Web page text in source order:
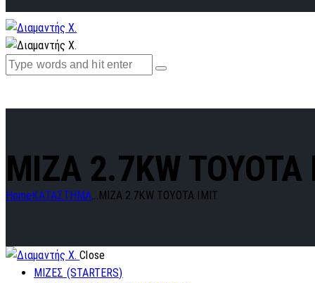
MIZA 2.7KW ΤΟΥΟΤΑ
Home ΚΑΤΑΣΤΗΜΑ... MIZA 2.7KW ΤΟΥΟΤΑ IMIT
Close
ΜΙΖΕΣ (STARTERS)